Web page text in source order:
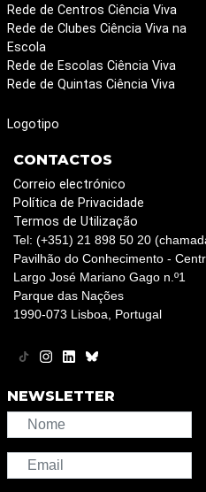
Rede de Centros Ciência Viva
Rede de Clubes Ciência Viva na
Escola
Rede de Escolas Ciência Viva
Rede de Quintas Ciência Viva
Logotipo
CONTACTOS
Correio electrónico
Política de Privacidade
Termos de Utilização
Tel: (+351) 21 898 50 20
Pavilhão do Conhecimento -
Largo José Mariano Gago n.º1
Parque das Nações
1990-073 Lisboa, Portugal
NEWSLETTER